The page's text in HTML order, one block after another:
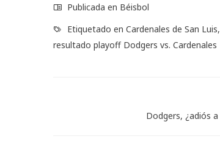
Publicada en Béisbol
Etiquetado en Cardenales de San Luis,
resultado playoff Dodgers vs. Cardenales
Dodgers, ¿adiós